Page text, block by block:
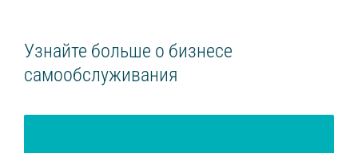
Узнайте больше о бизнесе
самообслуживания